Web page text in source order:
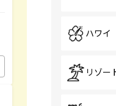
ハワイ
リゾー